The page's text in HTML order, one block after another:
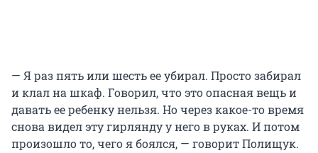
— Я раз пять или шесть ее убирал. Просто забирал
и клал на шкаф. Говорил, что это опасная вещь и
давать ее ребенку нельзя. Но через какое-то время
снова видел эту гирлянду у него в руках. И потом
произошло то, чего я боялся, — говорит Полищук.